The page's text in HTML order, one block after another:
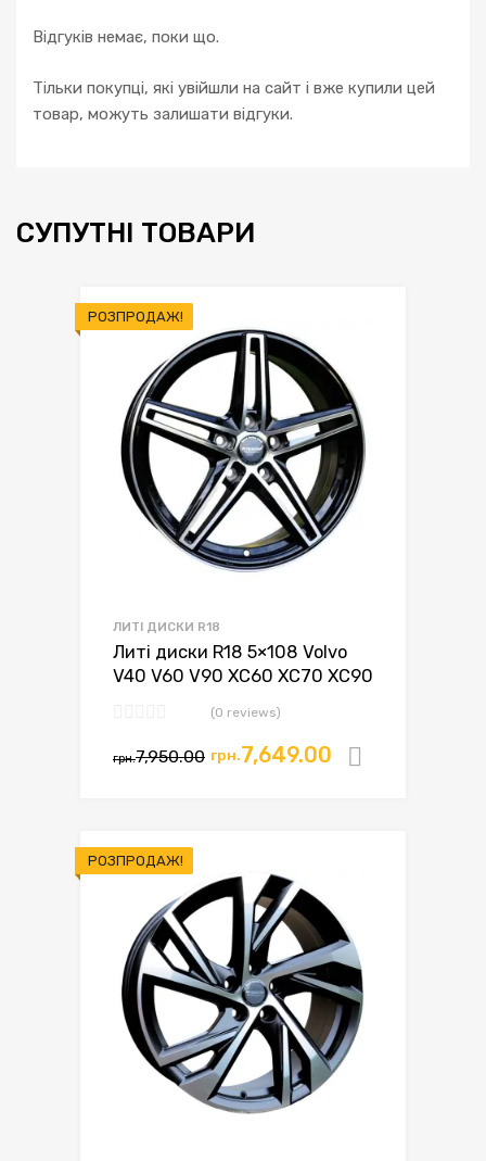
Відгуків немає, поки що.
Тільки покупці, які увійшли на сайт і вже купили цей
товар, можуть залишати відгуки.
СУПУТНІ ТОВАРИ
РОЗПРОДАЖ!
ЛИТІ ДИСКИ R18
Литі диски R18 5×108 Volvo
V40 V60 V90 XC60 XC70 XC90
(0 reviews)
грн.7,950.00 грн.7,649.00
РОЗПРОДАЖ!